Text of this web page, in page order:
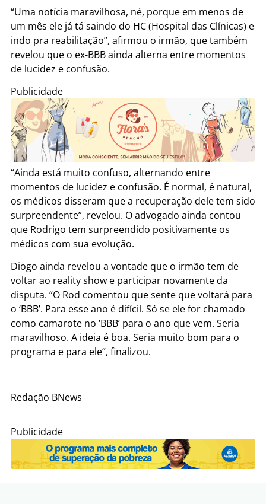
“Uma notícia maravilhosa, né, porque em menos de
um mês ele já tá saindo do HC (Hospital das Clínicas) e
indo pra reabilitação”, afirmou o irmão, que também
revelou que o ex-BBB ainda alterna entre momentos
de lucidez e confusão.
Publicidade
“Ainda está muito confuso, alternando entre
momentos de lucidez e confusão. É normal, é natural,
os médicos disseram que a recuperação dele tem sido
surpreendente”, revelou. O advogado ainda contou
que Rodrigo tem surpreendido positivamente os
médicos com sua evolução.
Diogo ainda revelou a vontade que o irmão tem de
voltar ao reality show e participar novamente da
disputa. “O Rod comentou que sente que voltará para
o ‘BBB’. Para esse ano é difícil. Só se ele for chamado
como camarote no ‘BBB’ para o ano que vem. Seria
maravilhoso. A ideia é boa. Seria muito bom para o
programa e para ele”, finalizou.
Redação BNews
Publicidade